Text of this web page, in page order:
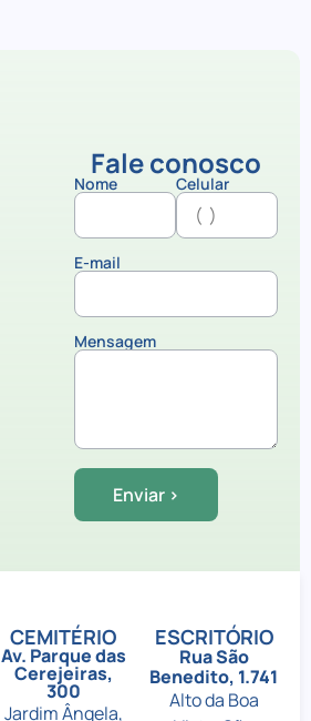
Fale conosco
Nome Celular
E-mail
Mensagem
CEMITÉRIO
Av. Parque das
Cerejeiras,
300
Jardim Ângela,
ESCRITÓRIO
Rua São
Benedito, 1.741
Alto da Boa